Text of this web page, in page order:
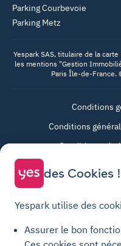
Parking Courbevoie
Parking Metz
Yespark SAS, titulaire de la
les mentions "Gestion
Paris Île-de-France.
Conditions
Conditions
Conditions
Politique
Charte
des Cookies !
Yespark utilise des
Assurer le bon